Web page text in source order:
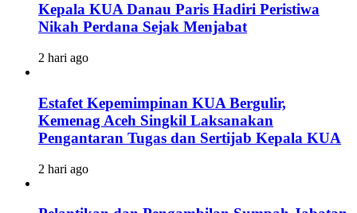
Kepala KUA Danau Paris Hadiri Peristiwa
Nikah Perdana Sejak Menjabat
2 hari ago
Estafet Kepemimpinan KUA Bergulir,
Kemenag Aceh Singkil Laksanakan
Pengantaran Tugas dan Sertijab Kepala KUA
2 hari ago